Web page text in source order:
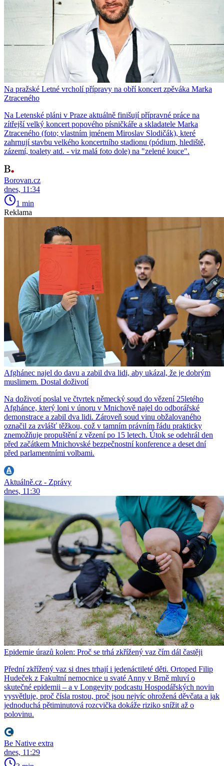
Na pražské Letné vrcholí přípravy na obří koncert zpěváka Marka
Ztraceného
Na Letenské pláni v Praze aktuálně finišují přípravné práce na
zítřejší velký koncert popového písničkáře a skladatele Marka
Ztraceného (foto; vlastním jménem Miroslav Slodičák), které
zahrnují stavbu velkého koncertního stadionu (pódium, hlediště,
zázemí, toalety atd. - viz malá foto dole) na "zelené louce".
Borovan.cz
dnes, 11:34
1 min
Reklama
Afghánec najel do davu a zabil dva lidi, aby ukázal, že je dobrým
muslimem. Dostal doživotí
Na doživotí poslal ve čtvrtek německý soud do vězení 25letého
Afghánce, který loni v únoru v Mnichově najel do odborářské
demonstrace a zabil dva lidi. Zároveň soud vinu obžalovaného
označil za zvlášť těžkou, což v tamním právním řádu prakticky
znemožňuje propuštění z vězení po 15 letech. Útok se odehrál den
před začátkem Mnichovské bezpečnostní konference a deset dní
před parlamentními volbami.
Aktuálně.cz - Zprávy
dnes, 11:30
Epidemie úrazů kolen: Proč se trhá zkřížený vaz čím dál častěji
Přední zkřížený vaz si dnes trhají i jedenáctileté děti. Ortoped Filip
Hudeček z Fakultní nemocnice u svaté Anny v Brně mluví o
skutečné epidemii – a v Longevity podcastu Hospodářských novin
vysvětluje, proč čísla rostou, proč jsou nejvíc ohrožená děvčata a jak
jednoduchá pětiminutová rozcvička dokáže riziko snížit až o
polovinu.
Be Native extra
dnes, 11:29